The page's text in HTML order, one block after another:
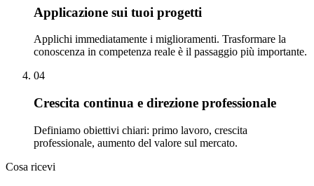
Applicazione sui tuoi progetti
Applichi immediatamente i miglioramenti. Trasformare la
conoscenza in competenza reale è il passaggio più importante.
04
Crescita continua e direzione professionale
Definiamo obiettivi chiari: primo lavoro, crescita
professionale, aumento del valore sul mercato.
Cosa ricevi